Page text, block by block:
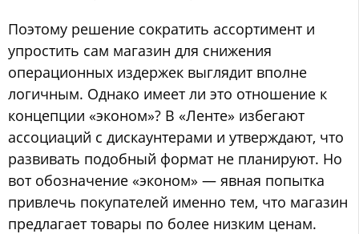
Поэтому решение сократить ассортимент и
упростить сам магазин для снижения
операционных издержек выглядит вполне
логичным. Однако имеет ли это отношение к
концепции «эконом»? В «Ленте» избегают
ассоциаций с дискаунтерами и утверждают, что
развивать подобный формат не планируют. Но
вот обозначение «эконом» — явная попытка
привлечь покупателей именно тем, что магазин
предлагает товары по более низким ценам.